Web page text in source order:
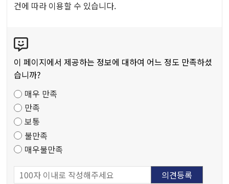
공
저
작
물
건에 따라 이용할 수 있습니다.
텐
츠
만
도
조
사
이 페이지에서 제공하는 정보에 대하여 어느 정도 만족하셨
습니까?
매우 만족
만족
보통
불만족
매우불만족